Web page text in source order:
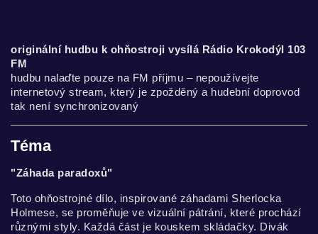
originální hudbu k ohňostroji vysílá Rádio Krokodýl 103
FM
hudbu nalaďte pouze na FM příjmu – nepoužívejte
internetový stream, který je zpožděný a hudební doprovod
tak není synchronizovaný
Téma
"Záhada paradoxů"
Toto ohňostrojné dílo, inspirované záhadami Sherlocka
Holmese, se proměňuje ve vizuální pátrání, které prochází
různými styly. Každá část je kouskem skládačky. Divák